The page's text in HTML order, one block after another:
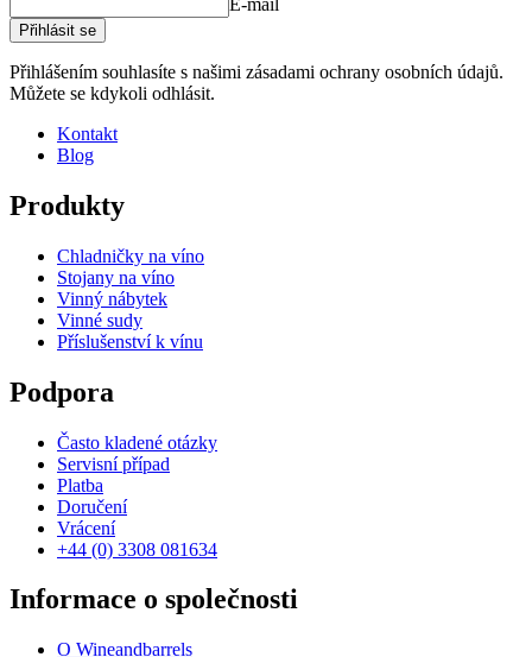
E-mail
Přihlásit se
Přihlášením souhlasíte s našimi zásadami ochrany osobních údajů.
Můžete se kdykoli odhlásit.
Kontakt
Blog
Produkty
Chladničky na víno
Stojany na víno
Vinný nábytek
Vinné sudy
Příslušenství k vínu
Podpora
Často kladené otázky
Servisní případ
Platba
Doručení
Vrácení
+44 (0) 3308 081634
Informace o společnosti
O Wineandbarrels